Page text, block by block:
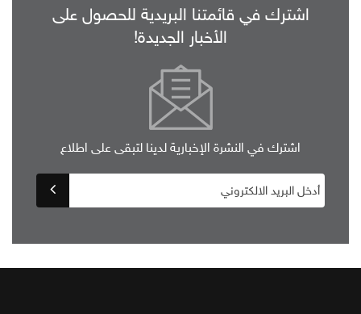
اشترك في قائمتنا البريدية للحصول على
الأخبار الجديدة!
اشترك في النشرة الإخبارية لدينا لتبقى على اطلاع